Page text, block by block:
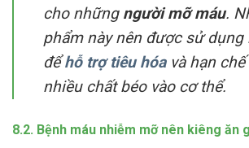
cho những người mỡ máu.
phẩm này nên được sử dụng
đểhỗ trợ tiêu hóavà hạn chế
nhiều chất béo vào cơ thể.
8.2. Bệnh máu nhiễm mỡ nên kiêng ăn